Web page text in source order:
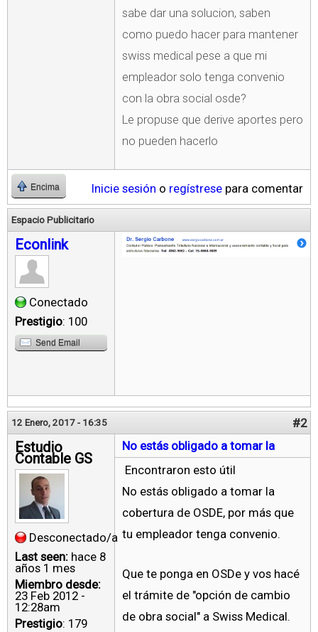
sabe dar una solucion, saben
como puedo hacer para mantener
swiss medical pese a que mi
empleador solo tenga convenio
con la obra social osde?
Le propuse que derive aportes pero
no pueden hacerlo
Encima Inicie sesión o regístrese para comentar
Espacio Publicitario
Econlink
Conectado
Prestigio: 100
Send Email
12 Enero, 2017 - 16:35 #2
Estudio
Contable GS
Desconectado/a
Last seen: hace 8
años 1 mes
Miembro desde:
23 Feb 2012 -
12:28am
Prestigio: 179
No estás obligado a tomar la
Encontraron esto útil
No estás obligado a tomar la
cobertura de OSDE, por más que
tu empleador tenga convenio.
Que te ponga en OSDe y vos hacé
el trámite de "opción de cambio
de obra social" a Swiss Medical.